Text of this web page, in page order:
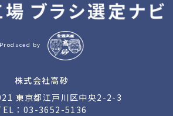
Produced by
株式会社高砂
東京都江戸川区中央2-2-3
： 03-3652-5136